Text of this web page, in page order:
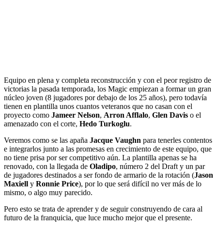
Equipo en plena y completa reconstrucción y con el peor registro de
victorias la pasada temporada, los Magic empiezan a formar un gran
núcleo joven (8 jugadores por debajo de los 25 años), pero todavía
tienen en plantilla unos cuantos veteranos que no casan con el
proyecto como Jameer Nelson, Arron Afflalo, Glen Davis o el
amenazado con el corte, Hedo Turkoglu.
Veremos como se las apaña Jacque Vaughn para tenerles contentos
e integrarlos junto a las promesas en crecimiento de este equipo, que
no tiene prisa por ser competitivo aún. La plantilla apenas se ha
renovado, con la llegada de Oladipo, número 2 del Draft y un par
de jugadores destinados a ser fondo de armario de la rotación (Jason
Maxiell y Ronnie Price), por lo que será difícil no ver más de lo
mismo, o algo muy parecido.
Pero esto se trata de aprender y de seguir construyendo de cara al
futuro de la franquicia, que luce mucho mejor que el presente.